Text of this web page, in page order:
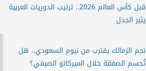
قبل كأس العالم 2026.. ترتيب الدوريات العربية
يثير الجدل
نجم الزمالك يقترب من نيوم السعودي.. هل
تُحسم الصفقة خلال الميركاتو الصيفي؟